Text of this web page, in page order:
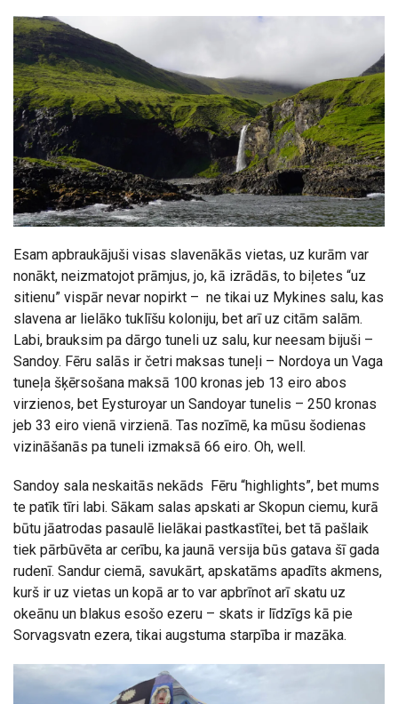
Esam apbraukājuši visas slavenākās vietas, uz kurām var
nonākt, neizmatojot prāmjus, jo, kā izrādās, to biļetes “uz
sitienu” vispār nevar nopirkt – ne tikai uz Mykines salu, kas
slavena ar lielāko tuklīšu koloniju, bet arī uz citām salām.
Labi, brauksim pa dārgo tuneli uz salu, kur neesam bijuši –
Sandoy. Fēru salās ir četri maksas tuneļi – Nordoya un Vaga
tuneļa šķērsošana maksā 100 kronas jeb 13 eiro abos
virzienos, bet Eysturoyar un Sandoyar tunelis – 250 kronas
jeb 33 eiro vienā virzienā. Tas nozīmē, ka mūsu šodienas
vizināšanās pa tuneli izmaksā 66 eiro. Oh, well.
Sandoy sala neskaitās nekāds Fēru “highlights”, bet mums
te patīk tīri labi. Sākam salas apskati ar Skopun ciemu, kurā
būtu jāatrodas pasaulē lielākai pastkastītei, bet tā pašlaik
tiek pārbūvēta ar cerību, ka jaunā versija būs gatava šī gada
rudenī. Sandur ciemā, savukārt, apskatāms apadīts akmens,
kurš ir uz vietas un kopā ar to var apbrīnot arī skatu uz
okeānu un blakus esošo ezeru – skats ir līdzīgs kā pie
Sorvagsvatn ezera, tikai augstuma starpība ir mazāka.